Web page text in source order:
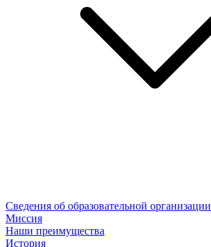
Сведения об образовательной организации
Миссия
Наши преимущества
История